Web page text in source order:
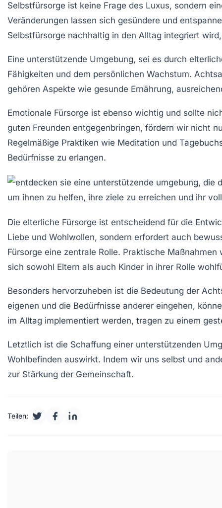
Selbstfürsorge ist keine Frage des Luxus, sondern
Veränderungen lassen sich gesündere und
Selbstfürsorge nachhaltig in den Alltag integriert
Eine unterstützende Umgebung, sei es durch
Fähigkeiten und dem persönlichen Wachstum.
gehören Aspekte wie gesunde Ernährung,
Emotionale Fürsorge ist ebenso wichtig und sollte
guten Freunden entgegenbringen, fördern wir nicht
Regelmäßige Praktiken wie Meditation und
Bedürfnisse zu erlangen.
Die elterliche Fürsorge ist entscheidend für die
Liebe und Wohlwollen, sondern erfordert auch
Fürsorge eine zentrale Rolle. Praktische
sich sowohl Eltern als auch Kinder in ihrer Rolle
Besonders hervorzuheben ist die Bedeutung der
eigenen und die Bedürfnisse anderer eingehen,
im Alltag implementiert werden, tragen zu einem
Letztlich ist die Schaffung einer unterstützenden
Wohlbefinden auswirkt. Indem wir uns selbst und
zur Stärkung der Gemeinschaft.
Teilen: